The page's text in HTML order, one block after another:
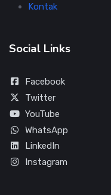
Kontak
Social Links
Facebook
Twitter
YouTube
WhatsApp
LinkedIn
Instagram